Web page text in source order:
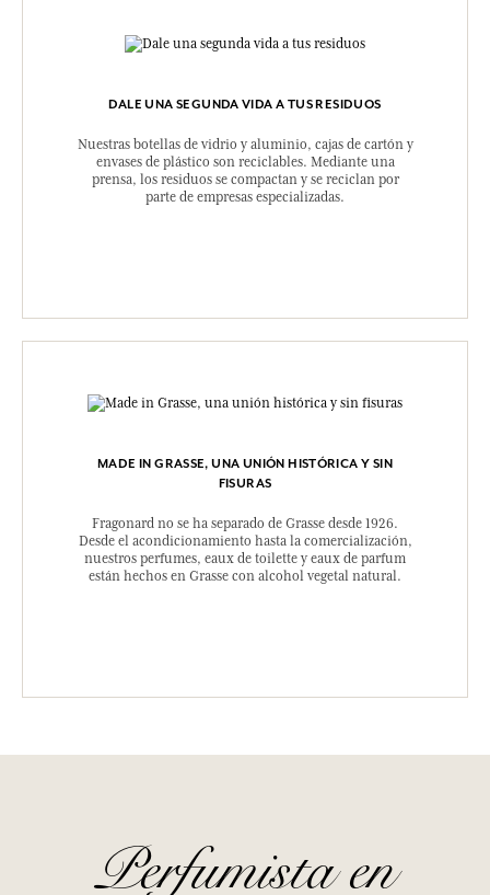
DALE UNA SEGUNDA VIDA A TUS RESIDUOS
Nuestras botellas de vidrio y aluminio, cajas de cartón y
envases de plástico son reciclables. Mediante una
prensa, los residuos se compactan y se reciclan por
parte de empresas especializadas.
MADE IN GRASSE, UNA UNIÓN HISTÓRICA Y SIN
FISURAS
Fragonard no se ha separado de Grasse desde 1926.
Desde el acondicionamiento hasta la comercialización,
nuestros perfumes, eaux de toilette y eaux de parfum
están hechos en Grasse con alcohol vegetal natural.
Perfumista en